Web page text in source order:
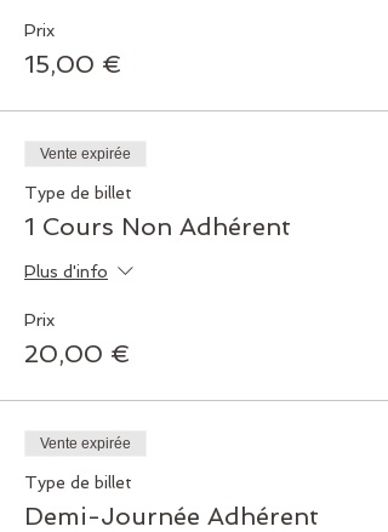
Prix
15,00 €
Vente expirée
Type de billet
1 Cours Non Adhérent
Plus d'info
Prix
20,00 €
Vente expirée
Type de billet
Demi-Journée Adhérent